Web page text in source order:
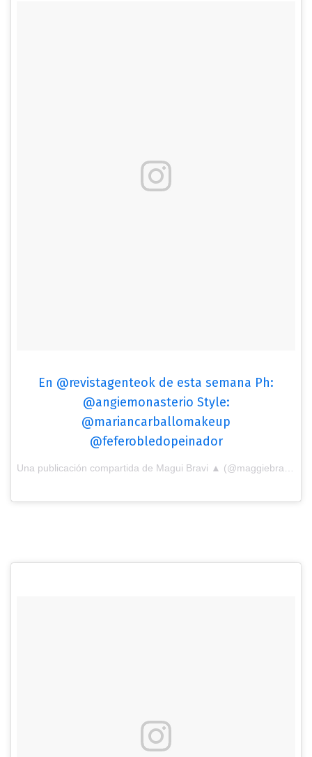
En @revistagenteok de esta semana Ph:
@angiemonasterio Style:
@mariancarballomakeup
@feferobledopeinador